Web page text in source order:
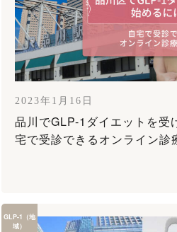
2023年1月16日
品川でGLP-1ダイエットを受
宅で受診できるオンライン診
GLP-1（地
域）